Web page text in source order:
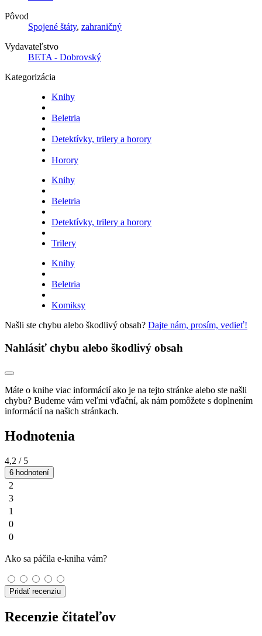
Pôvod
Spojené štáty, zahraničný
Vydavateľstvo
BETA - Dobrovský
Kategorizácia
Knihy
Beletria
Detektívky, trilery a horory
Horory
Knihy
Beletria
Detektívky, trilery a horory
Trilery
Knihy
Beletria
Komiksy
Našli ste chybu alebo škodlivý obsah? Dajte nám, prosím, vedieť!
Nahlásiť chybu alebo škodlivý obsah
Máte o knihe viac informácií ako je na tejto stránke alebo ste našli
chybu? Budeme vám veľmi vďační, ak nám pomôžete s doplnením
informácií na našich stránkach.
Hodnotenia
4,2 / 5
6 hodnotení
2
3
1
0
0
Ako sa páčila e-kniha vám?
Pridať recenziu
Recenzie čitateľov